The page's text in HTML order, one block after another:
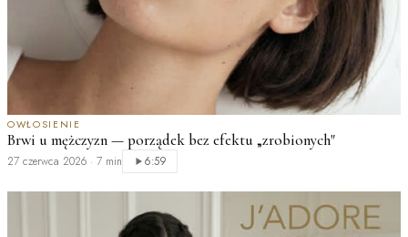
OWŁOSIENIE
Brwi u mężczyzn — porządek bez efektu „zrobionych"
27 czerwca 2026 · 7 min 6:59